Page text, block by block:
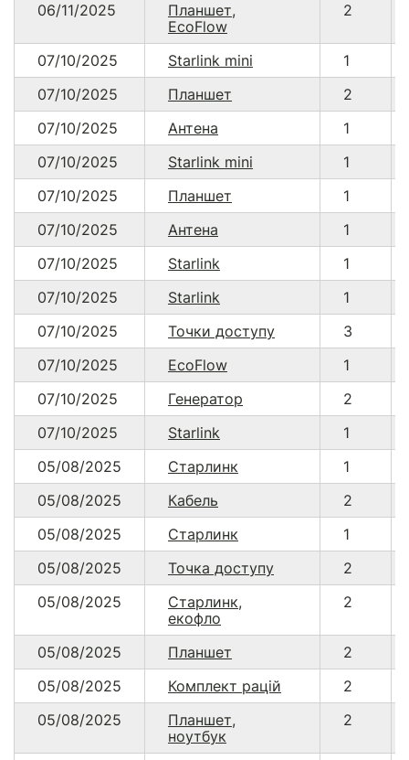
06/11/2025
Планшет,
EcoFlow
2
07/10/2025 Starlink mini
1
07/10/2025
Планшет
2
07/10/2025
Антена
1
07/10/2025
Starlink mini
1
07/10/2025
Планшет
1
07/10/2025
Антена
1
07/10/2025
Starlink
1
07/10/2025
Starlink
1
07/10/2025
Точки доступу
3
07/10/2025
EcoFlow
1
07/10/2025
Генератор
2
07/10/2025
Starlink
1
05/08/2025
Старлинк
1
05/08/2025
Кабель
2
05/08/2025
Старлинк
1
05/08/2025
Точка доступу
2
05/08/2025
Старлинк,
екофло
2
05/08/2025 Планшет
2
05/08/2025
Комплект рацій
2
05/08/2025
Планшет,
ноутбук
2